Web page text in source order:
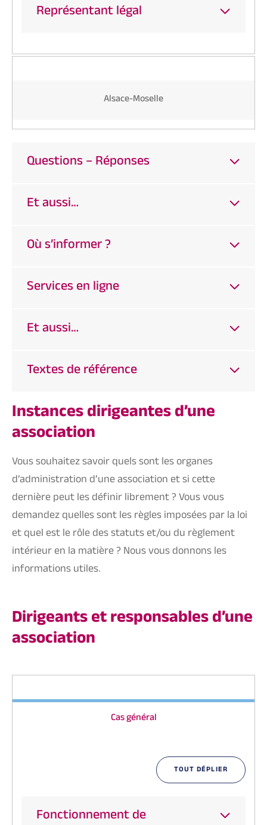
Représentant légal
Alsace-Moselle
Questions – Réponses
Et aussi…
Où s’informer ?
Services en ligne
Et aussi…
Textes de référence
Instances dirigeantes d’une
association
Vous souhaitez savoir quels sont les organes
d’administration d’une association et si cette
dernière peut les définir librement ? Vous vous
demandez quelles sont les règles imposées par la loi
et quel est le rôle des statuts et/ou du règlement
intérieur en la matière ? Nous vous donnons les
informations utiles.
Dirigeants et responsables d’une
association
Cas général
TOUT DÉPLIER
Fonctionnement de